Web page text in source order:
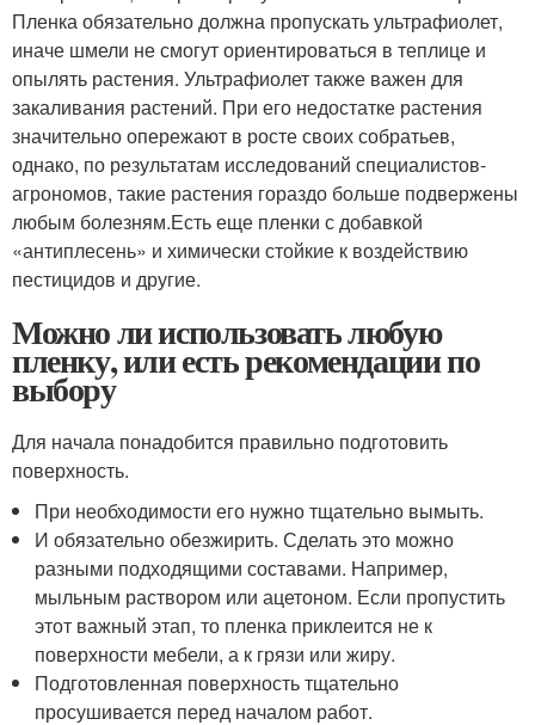
Пленка обязательно должна пропускать ультрафиолет,
иначе шмели не смогут ориентироваться в теплице и
опылять растения. Ультрафиолет также важен для
закаливания растений. При его недостатке растения
значительно опережают в росте своих собратьев,
однако, по результатам исследований специалистов-
агрономов, такие растения гораздо больше подвержены
любым болезням.Есть еще пленки с добавкой
«антиплесень» и химически стойкие к воздействию
пестицидов и другие.
Можно ли использовать любую
пленку, или есть рекомендации по
выбору
Для начала понадобится правильно подготовить
поверхность.
При необходимости его нужно тщательно вымыть.
И обязательно обезжирить. Сделать это можно
разными подходящими составами. Например,
мыльным раствором или ацетоном. Если пропустить
этот важный этап, то пленка приклеится не к
поверхности мебели, а к грязи или жиру.
Подготовленная поверхность тщательно
просушивается перед началом работ.